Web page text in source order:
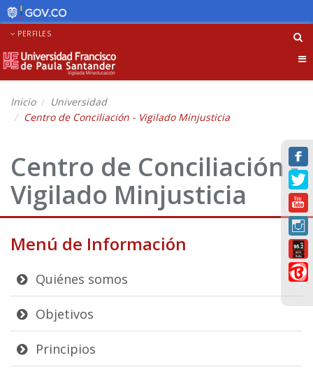
PERFILES
Inicio
Universidad
Centro de Conciliación - Vigilado Minjusticia
Centro de Conciliación -
Vigilado Minjusticia
Menú de Información
Quiénes somos
Objetivos
Principios